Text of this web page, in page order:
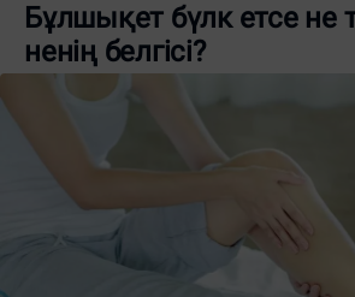
Бұлшықет бүлк етсе не
ненің белгісі?